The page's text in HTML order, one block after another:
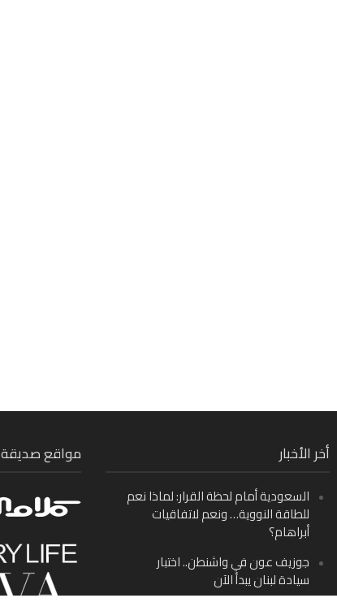
مواقع صديقة أخر الأخبار
السعودية أمام لحظة القرار: لماذا نعم
للطاقة النووية… ونعم لاتفاقيات
أبراهام؟
جوزيف عون في واشنطن.. اختبار
سيادة لبنان يبدأ الآن